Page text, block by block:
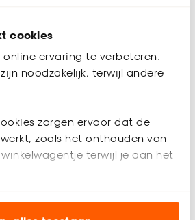
cookies
ervaring te verbeteren.
noodzakelijk, terwijl andere
zorgen ervoor dat de
zoals het onthouden van
terwijl je aan het
(optioneel) helpen ons de
(zij verrekenen ook de extra kosten
rekening brengen).
doordat je in gebreke bent gebleven
van het werk onmogelijk
€ 5,- korting op je